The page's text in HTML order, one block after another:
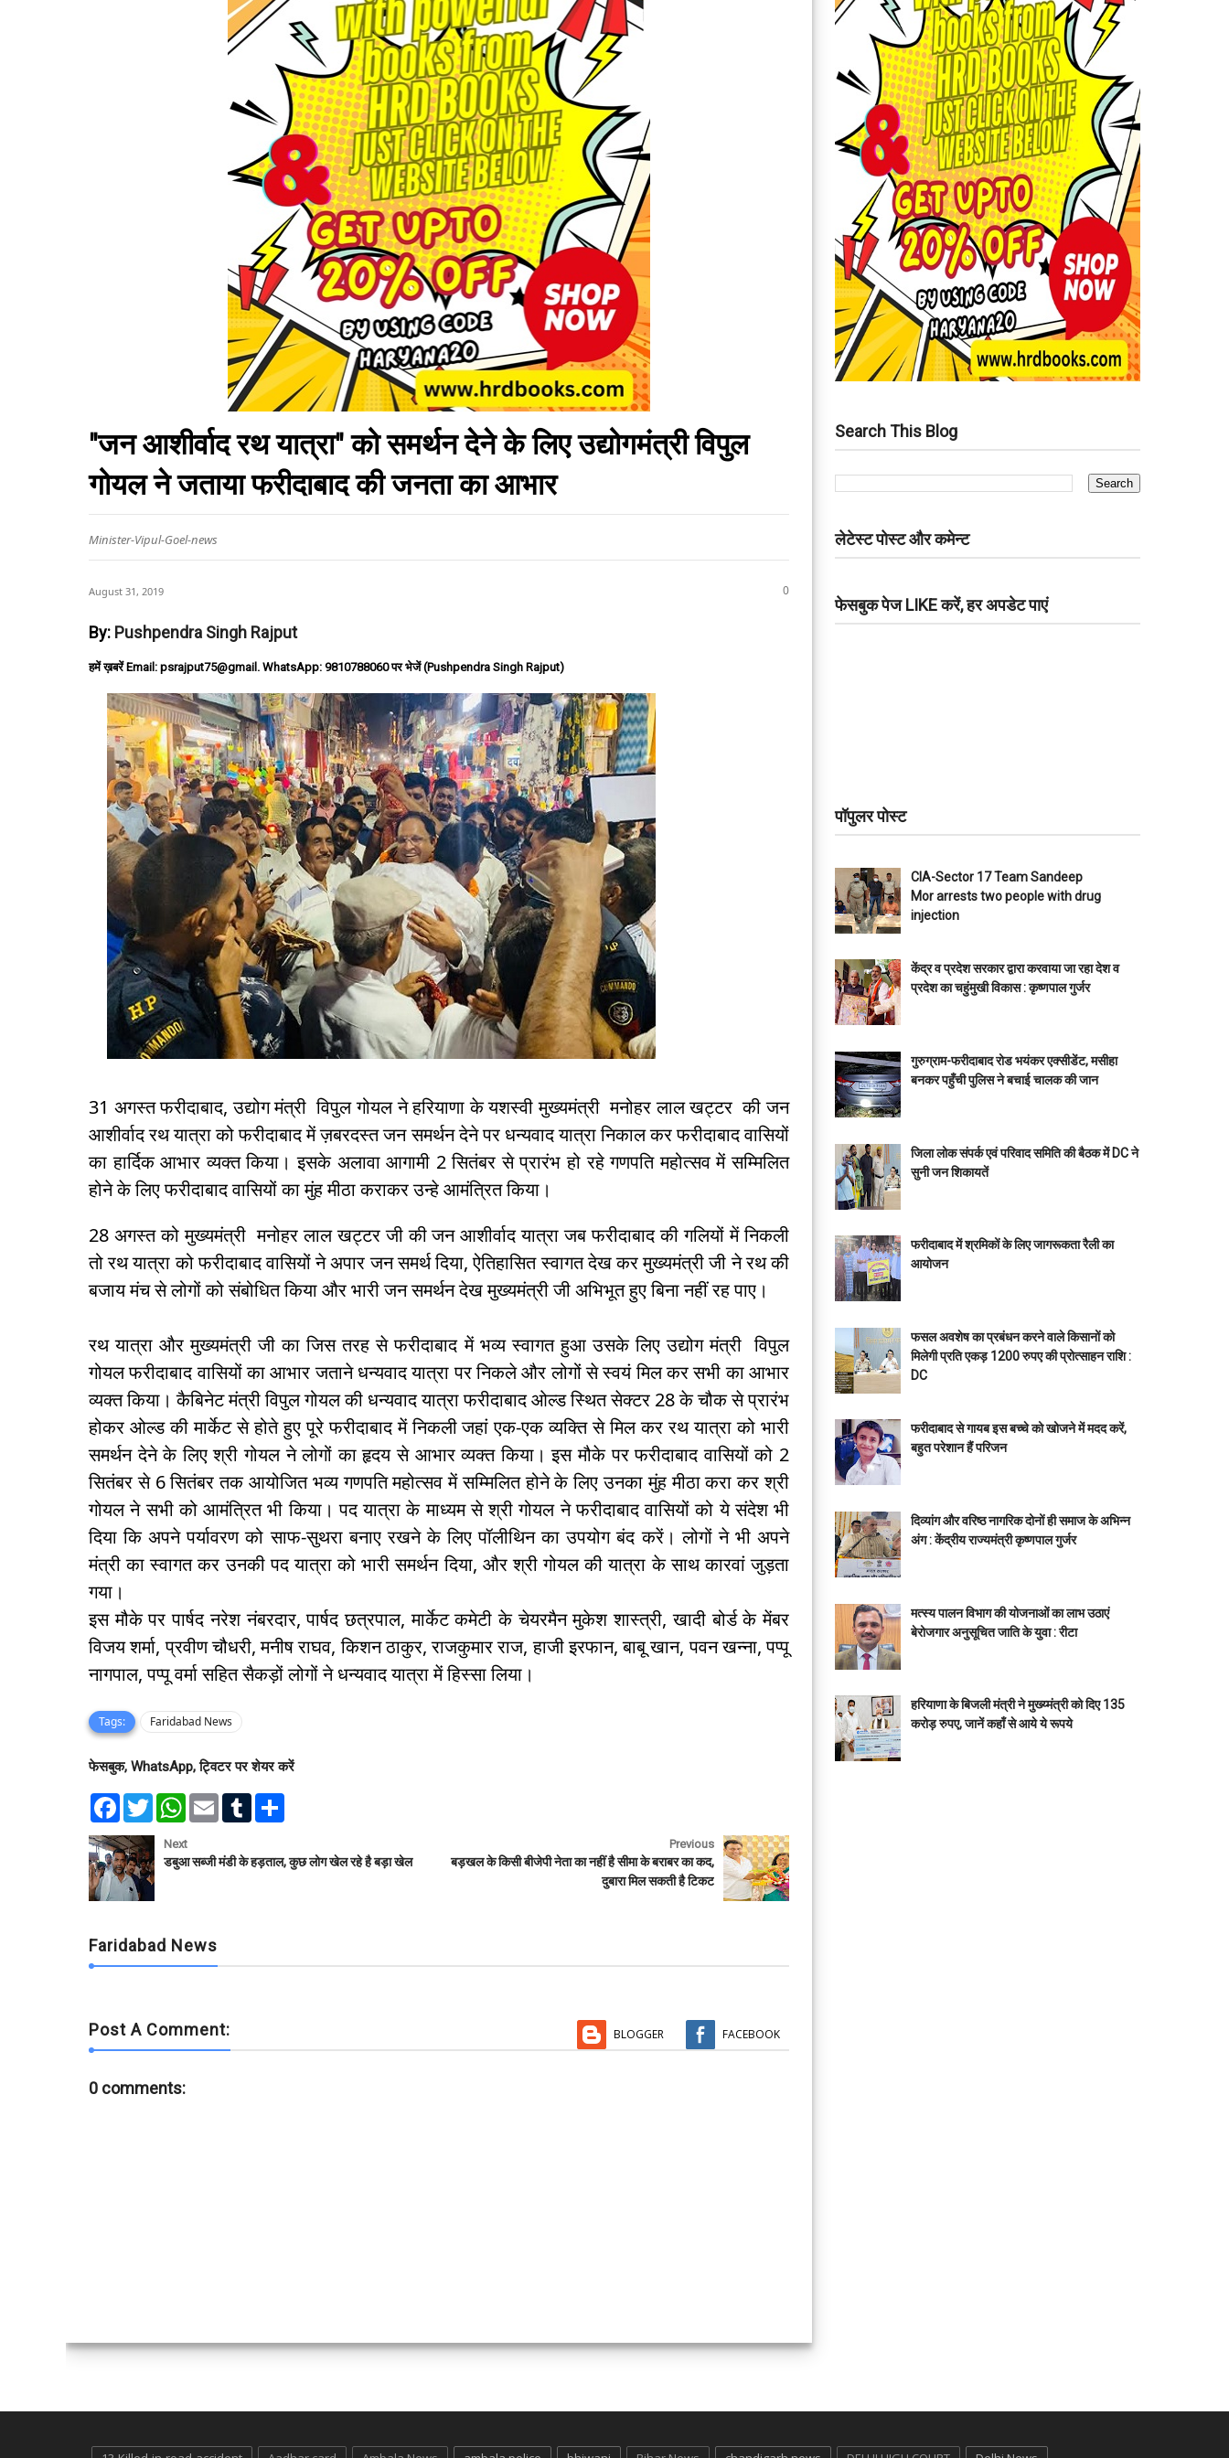
"जन आशीर्वाद रथ यात्रा" को समर्थन देने के लिए उद्योगमंत्री विपुल
गोयल ने जताया फरीदाबाद की जनता का आभार
Minister-Vipul-Goel-news
August 31, 2019 0
By: Pushpendra Singh Rajput
हमें ख़बरें Email: psrajput75@gmail. WhatsApp: 9810788060 पर भेजें (Pushpendra Singh Rajput)
31 अगस्त फरीदाबाद, उद्योग मंत्री विपुल गोयल ने हरियाणा के यशस्वी मुख्यमंत्री मनोहर लाल खट्टर की जन
आशीर्वाद रथ यात्रा को फरीदाबाद में ज़बरदस्त जन समर्थन देने पर धन्यवाद यात्रा निकाल कर फरीदाबाद वासियों
का हार्दिक आभार व्यक्त किया। इसके अलावा आगामी 2 सितंबर से प्रारंभ हो रहे गणपति महोत्सव में सम्मिलित
होने के लिए फरीदाबाद वासियों का मुंह मीठा कराकर उन्हे आमंत्रित किया।
28 अगस्त को मुख्यमंत्री मनोहर लाल खट्टर जी की जन आशीर्वाद यात्रा जब फरीदाबाद की गलियों में निकली
तो रथ यात्रा को फरीदाबाद वासियों ने अपार जन समर्थ दिया, ऐतिहासित स्वागत देख कर मुख्यमंत्री जी ने रथ की
बजाय मंच से लोगों को संबोधित किया और भारी जन समर्थन देख मुख्यमंत्री जी अभिभूत हुए बिना नहीं रह पाए।
रथ यात्रा और मुख्यमंत्री जी का जिस तरह से फरीदाबाद में भव्य स्वागत हुआ उसके लिए उद्योग मंत्री विपुल
गोयल फरीदाबाद वासियों का आभार जताने धन्यवाद यात्रा पर निकले और लोगों से स्वयं मिल कर सभी का आभार
व्यक्त किया। कैबिनेट मंत्री विपुल गोयल की धन्यवाद यात्रा फरीदाबाद ओल्ड स्थित सेक्टर 28 के चौक से प्रारंभ
होकर ओल्ड की मार्केट से होते हुए पूरे फरीदाबाद में निकली जहां एक-एक व्यक्ति से मिल कर रथ यात्रा को भारी
समर्थन देने के लिए श्री गोयल ने लोगों का हृदय से आभार व्यक्त किया। इस मौके पर फरीदाबाद वासियों को 2
सितंबर से 6 सितंबर तक आयोजित भव्य गणपति महोत्सव में सम्मिलित होने के लिए उनका मुंह मीठा करा कर श्री
गोयल ने सभी को आमंत्रित भी किया। पद यात्रा के माध्यम से श्री गोयल ने फरीदाबाद वासियों को ये संदेश भी
दिया कि अपने पर्यावरण को साफ-सुथरा बनाए रखने के लिए पॉलीथिन का उपयोग बंद करें। लोगों ने भी अपने
मंत्री का स्वागत कर उनकी पद यात्रा को भारी समर्थन दिया, और श्री गोयल की यात्रा के साथ कारवां जुड़ता
गया।
इस मौके पर पार्षद नरेश नंबरदार, पार्षद छत्रपाल, मार्केट कमेटी के चेयरमैन मुकेश शास्त्री, खादी बोर्ड के मेंबर
विजय शर्मा, प्रवीण चौधरी, मनीष राघव, किशन ठाकुर, राजकुमार राज, हाजी इरफान, बाबू खान, पवन खन्ना, पप्पू
नागपाल, पप्पू वर्मा सहित सैकड़ों लोगों ने धन्यवाद यात्रा में हिस्सा लिया।
Tags: Faridabad News
फेसबुक, WhatsApp, ट्विटर पर शेयर करें
F
e
b
o
o
k
T
w
t
e
r
W
t
s
E
l
T
l
r
e
Next
डबुआ सब्जी मंडी के हड़ताल, कुछ लोग खेल रहे है बड़ा खेल
Previous
बड़खल के किसी बीजेपी नेता का नहीं है सीमा के बराबर का कद,
दुबारा मिल सकती है टिकट
Faridabad News
Post A Comment: BLOGGER FACEBOOK
0 comments:
Search This Blog
लेटेस्ट पोस्ट और कमेन्ट
फेसबुक पेज LIKE करें, हर अपडेट पाएं
पॉपुलर पोस्ट
CIA-Sector 17 Team Sandeep
Mor arrests two people with drug
injection
केंद्र व प्रदेश सरकार द्वारा करवाया जा रहा देश व
प्रदेश का चहुंमुखी विकास : कृष्णपाल गुर्जर
गुरुग्राम-फरीदाबाद रोड भयंकर एक्सीडेंट, मसीहा
बनकर पहुँची पुलिस ने बचाई चालक की जान
जिला लोक संपर्क एवं परिवाद समिति की बैठक में DC ने
सुनी जन शिकायतें
फरीदाबाद में श्रमिकों के लिए जागरूकता रैली का
आयोजन
फसल अवशेष का प्रबंधन करने वाले किसानों को
मिलेगी प्रति एकड़ 1200 रुपए की प्रोत्साहन राशि :
DC
फरीदाबाद से गायब इस बच्चे को खोजने में मदद करें,
बहुत परेशान हैं परिजन
दिव्यांग और वरिष्ठ नागरिक दोनों ही समाज के अभिन्न
अंग : केंद्रीय राज्यमंत्री कृष्णपाल गुर्जर
मत्स्य पालन विभाग की योजनाओं का लाभ उठाएं
बेरोजगार अनुसूचित जाति के युवा : रीटा
हरियाणा के बिजली मंत्री ने मुख्य्मंत्री को दिए 135
करोड़ रुपए, जानें कहाँ से आये ये रूपये